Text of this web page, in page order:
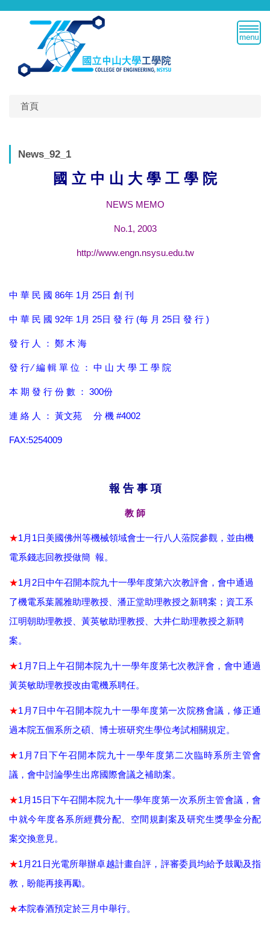
跳
首頁
News_92_1
國 立 中 山 大 學 工 學 院
NEWS MEMO
No.1, 2003
http://www.engn.nsysu.edu.tw
中 華 民 國 86年 1月 25日 創 刊
中 華 民 國 92年 1月 25日 發 行 (每 月 25日 發 行 )
發 行 人 ： 鄭 木 海
發 行 ∕ 編 輯 單 位 ： 中 山 大 學 工 學 院
本 期 發 行 份 數 ： 300份
連 絡 人 ： 黃文苑 分 機 #4002
FAX:5254009
報 告 事 項
教 師
★1 月 1日美國佛州等機械領域會士一行八人蒞院參觀，並由機
電系錢志回教授做簡 報。
★1 月 2日中午召開本院九十一學年度第六次教評會，會中通過
了機電系葉麗雅助理教授、潘正堂助理教授之新聘案；資工系
江明朝助理教授、黃英敏助理教授、大井仁助理教授之新聘
案。
★1 月7日上午召開本院九十一學年度第七次教評會，會中通過
黃英敏助理教授改由電機系聘任。
★1 月7日中午召開本院九十一學年度第一次院務會議，修正通
過本院五個系所之碩、博士班研究生學位考試相關規定。
★1 月7日下午召開本院九十一學年度第二次臨時系所主管會
議，會中討論學生出席國際會議之補助案。
★1 月 15日下午召開本院九十一學年度第一次系所主管會議，會
中就今年度各系所經費分配、空間規劃案及研究生獎學金分配
案交換意見。
★1 月 21 日光電所舉辦卓越計畫自評，評審委員均給予鼓勵及指
教，盼能再接再勵。
★本院春酒預定於三月中舉行。